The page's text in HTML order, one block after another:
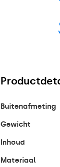
Buitenafmeting
Gewicht
Inhoud
Materiaal